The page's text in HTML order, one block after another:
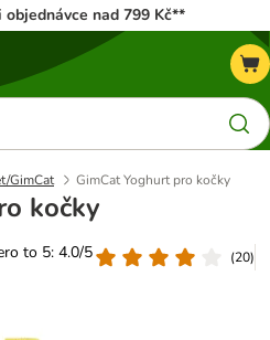
nad 799 Kč**
GimCat GimCat Yoghurt pro kočky
kočky
to 5: 4.0/5
(20)